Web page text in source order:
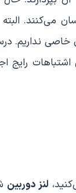
می‌کنند.
نداریم.
لنز دوربین